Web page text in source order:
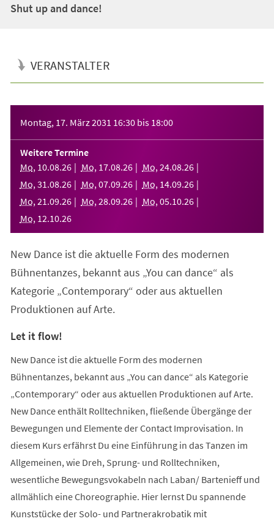
Shut up and dance!
VERANSTALTER
Montag, 17. März 2031 16:30 bis 18:00
Weitere Termine
Mo, 10.08.26 Mo, 17.08.26 Mo, 24.08.26
Mo, 31 .08.26 Mo, 07.09.26 Mo, 14.09.26
Mo, 21 .09.26 Mo, 28.09.26 Mo, 05.10.26
Mo, 12.10.26
New Dance ist die aktuelle Form des modernen
Bühnentanzes, bekannt aus „You can dance“ als
Kategorie „Contemporary“ oder aus aktuellen
Produktionen auf Arte.
Let it flow!
New Dance ist die aktuelle Form des modernen
Bühnentanzes, bekannt aus „You can dance“ als Kategorie
„Contemporary“ oder aus aktuellen Produktionen auf Arte.
New Dance enthält Rolltechniken, fließende Übergänge der
Bewegungen und Elemente der Contact Improvisation. In
diesem Kurs erfährst Du eine Einführung in das Tanzen im
Allgemeinen, wie Dreh, Sprung- und Rolltechniken,
wesentliche Bewegungsvokabeln nach Laban/ Bartenieff und
allmählich eine Choreographie. Hier lernst Du spannende
Kunststücke der Solo- und Partnerakrobatik mit